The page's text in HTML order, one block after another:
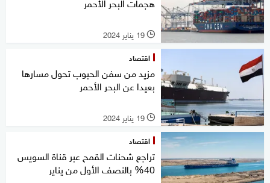
l 19 يناير 2024
اقتصاد
مزيد من سفن الحبوب تحول مسارها
بعيدا عن البحر الأحمر
l 19 يناير 2024
اقتصاد
تراجع شحنات القمح عبر قناة السويس
40% بالنصف الأول من يناير